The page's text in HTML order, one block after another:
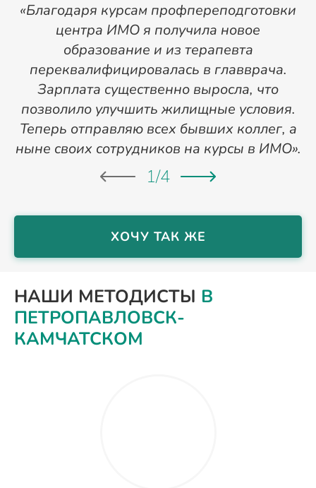
«Благодаря курсам профпереподготовки
центра ИМО я получила новое
образование и из терапевта
переквалифицировалась в главврача.
Зарплата существенно выросла, что
позволило улучшить жилищные условия.
Теперь отправляю всех бывших коллег, а
ныне своих сотрудников на курсы в ИМО».
1/4
ХОЧУ ТАК ЖЕ
НАШИ МЕТОДИСТЫ В
ПЕТРОПАВЛОВСК-
КАМЧАТСКОМ